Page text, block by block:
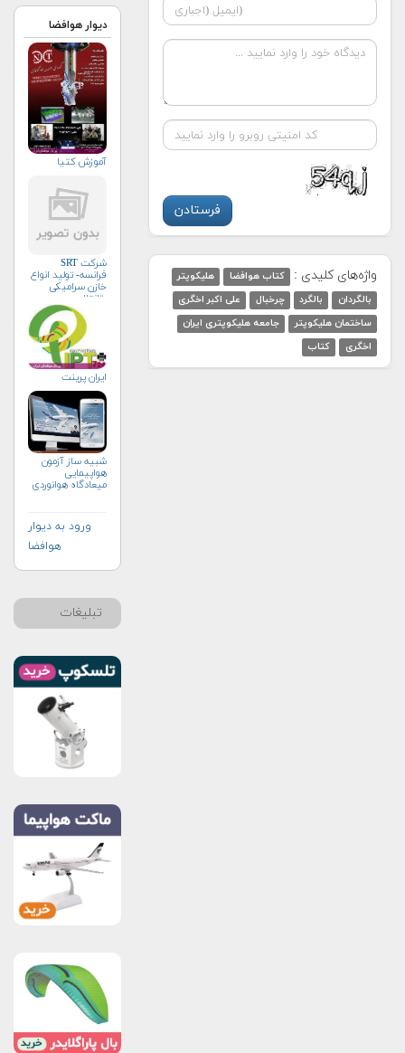
واژه‌های کلیدی : کتاب هوافضا
هلیکوپتر
بالگردان
بالگرد چرخبال
علی اکبر اخگری
ساختمان هلیکوپتر
جامعه هلیکوپتری ایران
اخگری
کتاب
دیوار هوافضا
آموزش کتیا
شرکت SRT
فرانسه- تولید انواع
خازن سرامیکی
وتانتال
ایران پرینت
شبیه ساز آزمون
هواپیمایی
میعادگاه هوانوردی
ورود به دیوار
هوافضا
تبلیغات